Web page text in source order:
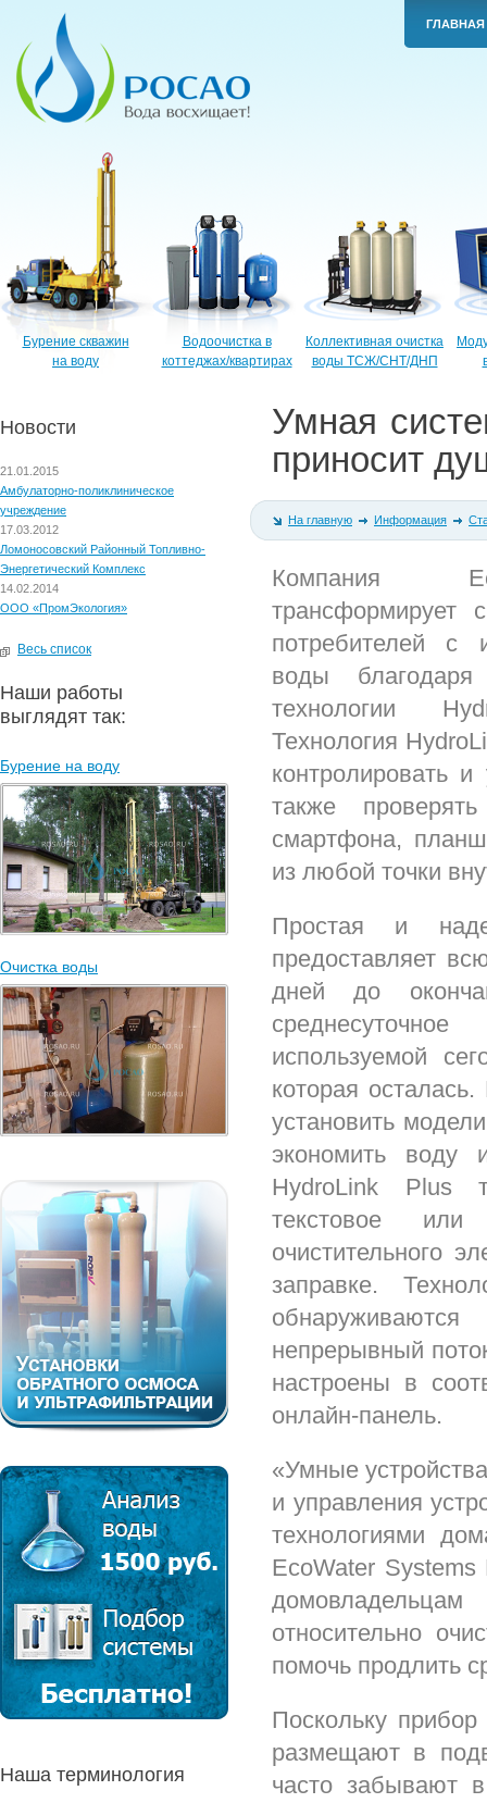
ГЛАВНАЯ
Бурение скважин
на воду
Водоочистка в
коттеджах/квартирах
Коллективная очистка
воды ТСЖ/СНТ/ДНП
Новости
21.01.2015
Амбулаторно-поликлиническое
учреждение
17.03.2012
Ломоносовский Районный Топливно-
Энергетический Комплекс
14.02.2014
ООО «ПромЭкология»
Весь список
Наши работы
выглядят так:
Бурение на воду
Очистка воды
Наша терминология
Умная
приносит
На главную Информация
Компания
трансформирует
потребителей с
воды
технологии
Технология
контролировать
также
смартфона,
из любой точки
Простая и
предоставляет
дней до
используемой
которая
установить
экономить воду
HydroLink Plus
текстовое или
очистительного
заправке.
непрерывный
настроены в
онлайн-панель.
«Умные
и управления
технологиями
EcoWater Systems
относительно
помочь продлить
Поскольку
размещают в
часто забывают